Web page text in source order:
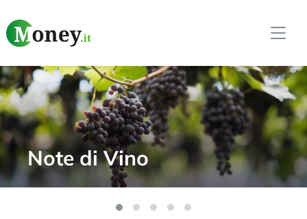
Softi Weekly –
Innovazione e AI nel
Trading Automatico